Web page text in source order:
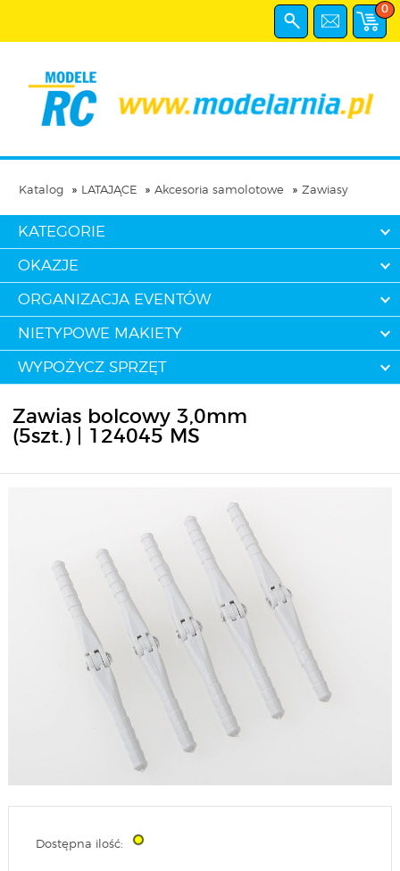
0
Katalog LATAJĄCE Akcesoria samolotowe Zawiasy
KATEGORIE
OKAZJE
ORGANIZACJA EVENTÓW
NIETYPOWE MAKIETY
WYPOŻYCZ SPRZĘT
Zawias bolcowy 3,0mm
(5szt.) | 124045 MS
Dostępna ilość: